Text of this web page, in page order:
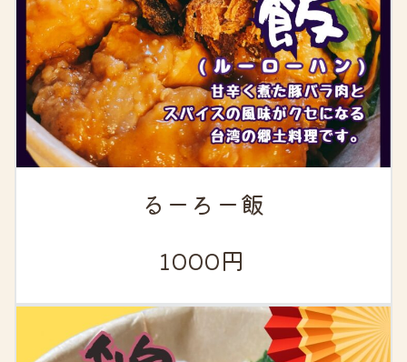
るーろー飯
1000円